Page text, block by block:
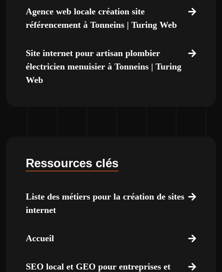
Agence web locale création site
référencement à Tonneins | Turing Web
Site internet pour artisan plombier
électricien menuisier à Tonneins | Turing
Web
Ressources clés
Liste des métiers pour la création de sites
internet
Accueil
SEO local et GEO pour entreprises et